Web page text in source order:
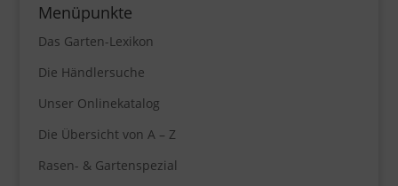
Menüpunkte
Das Garten-Lexikon
Die Händlersuche
Unser Onlinekatalog
Die Übersicht von A – Z
Rasen- & Gartenspezial